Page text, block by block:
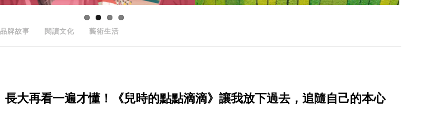
品牌故事 閱讀文化 藝術生活
長大再看一遍才懂！《兒時的點點滴滴》讓我放下過去，追隨自己的本心